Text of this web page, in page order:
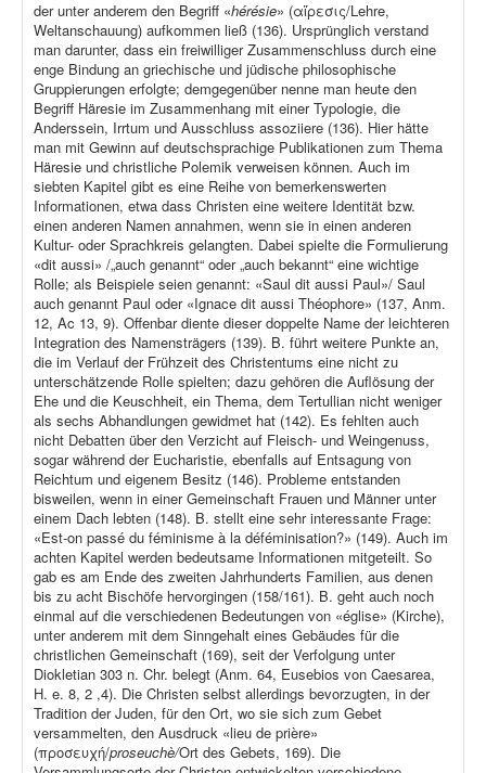
der unter anderem den Begriff «hérésie» (αἵρεσις/Lehre,
Weltanschauung) aufkommen ließ (136). Ursprünglich verstand
man darunter, dass ein freiwilliger Zusammenschluss durch eine
enge Bindung an griechische und jüdische philosophische
Gruppierungen erfolgte; demgegenüber nenne man heute den
Begriff Häresie im Zusammenhang mit einer Typologie, die
Anderssein, Irrtum und Ausschluss assoziiere (136). Hier hätte
man mit Gewinn auf deutschsprachige Publikationen zum Thema
Häresie und christliche Polemik verweisen können. Auch im
siebten Kapitel gibt es eine Reihe von bemerkenswerten
Informationen, etwa dass Christen eine weitere Identität bzw.
einen anderen Namen annahmen, wenn sie in einen anderen
Kultur- oder Sprachkreis gelangten. Dabei spielte die Formulierung
«dit aussi» /„auch genannt“ oder „auch bekannt“ eine wichtige
Rolle; als Beispiele seien genannt: «Saul dit aussi Paul»/ Saul
auch genannt Paul oder «Ignace dit aussi Théophore» (137, Anm.
12, Ac 13, 9). Offenbar diente dieser doppelte Name der leichteren
Integration des Namensträgers (139). B. führt weitere Punkte an,
die im Verlauf der Frühzeit des Christentums eine nicht zu
unterschätzende Rolle spielten; dazu gehören die Auflösung der
Ehe und die Keuschheit, ein Thema, dem Tertullian nicht weniger
als sechs Abhandlungen gewidmet hat (142). Es fehlten auch
nicht Debatten über den Verzicht auf Fleisch- und Weingenuss,
sogar während der Eucharistie, ebenfalls auf Entsagung von
Reichtum und eigenem Besitz (146). Probleme entstanden
bisweilen, wenn in einer Gemeinschaft Frauen und Männer unter
einem Dach lebten (148). B. stellt eine sehr interessante Frage:
«Est-on passé du féminisme à la déféminisation?» (149). Auch im
achten Kapitel werden bedeutsame Informationen mitgeteilt. So
gab es am Ende des zweiten Jahrhunderts Familien, aus denen
bis zu acht Bischöfe hervorgingen (158/161). B. geht auch noch
einmal auf die verschiedenen Bedeutungen von «église» (Kirche),
unter anderem mit dem Sinngehalt eines Gebäudes für die
christlichen Gemeinschaft (169), seit der Verfolgung unter
Diokletian 303 n. Chr. belegt (Anm. 64, Eusebios von Caesarea,
H. e. 8, 2 ,4). Die Christen selbst allerdings bevorzugten, in der
Tradition der Juden, für den Ort, wo sie sich zum Gebet
versammelten, den Ausdruck «lieu de prière»
(προσευχή/proseuchè/Ort des Gebets, 169). Die